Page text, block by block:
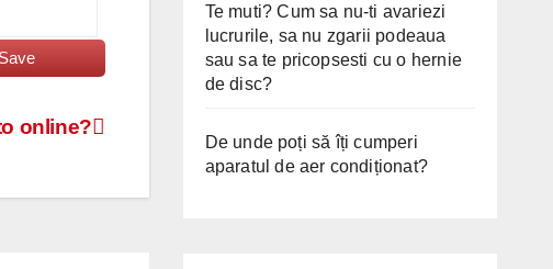
Save
online?
Te muti? Cum sa nu-ti avariezi
lucrurile, sa nu zgarii podeaua
sau sa te pricopsesti cu o hernie
de disc?
De unde poți să îți cumperi
aparatul de aer condiționat?